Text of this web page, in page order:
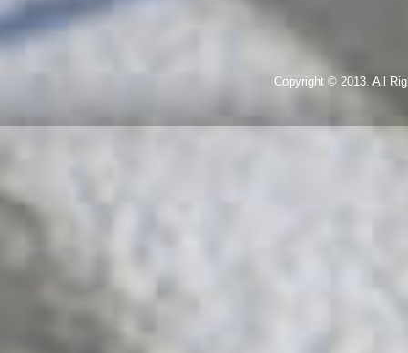
Copyright © 2013. All